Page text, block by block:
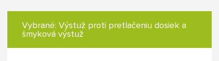
Vybrané: Výstuž proti pretlačeniu dosiek a
šmyková výstuž